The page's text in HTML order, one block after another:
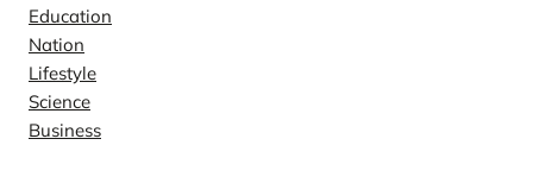
Education
Nation
Lifestyle
Science
Business